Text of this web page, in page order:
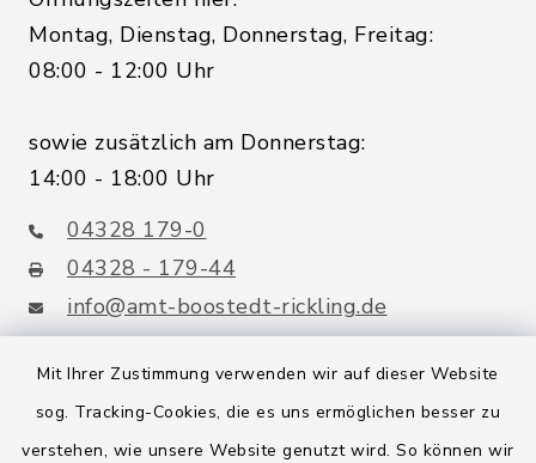
Mit Ihrer Zustimmung verwenden wir auf dieser Website
sog. Tracking-Cookies, die es uns ermöglichen besser zu
verstehen, wie unsere Website genutzt wird. So können wir
Montag, Dienstag, Donnerstag, Freitag:
08:00 - 12:00 Uhr
sowie zusätzlich am Donnerstag:
14:00 - 18:00 Uhr
04328 179-0
04328 - 179-44
info@amt-boostedt-rickling.de
Quicklinks